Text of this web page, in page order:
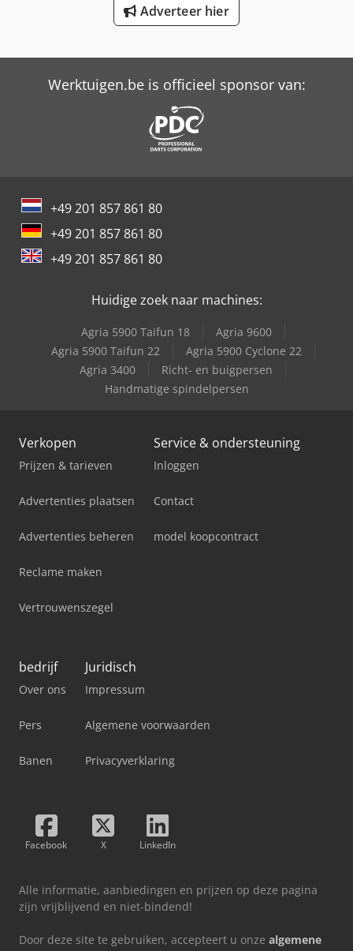
International 844 S
Job-Mann 200-35
Max Holland
Schaffer 9380 T
Spijkstaal 305 Lh
Adverteer hier
Werktuigen.be is officieel sponsor van:
+49 201 857 861 80
+49 201 857 861 80
+49 201 857 861 80
Huidige zoek naar machines:
Agria 5900 Taifun 18
Agria 9600
Agria 5900 Taifun 22
Agria 5900 Cyclone 22
Agria 3400
Richt- en buigpersen
Handmatige spindelpersen
Verkopen
Prijzen & tarieven
Advertenties plaatsen
Advertenties beheren
Reclame maken
Vertrouwenszegel
Service & ondersteuning
Inloggen
Contact
model koopcontract
bedrijf
Over ons
Pers
Banen
Juridisch
Impressum
Algemene voorwaarden
Privacyverklaring
Facebook X LinkedIn
Alle informatie, aanbiedingen en prijzen op deze pagina
zijn vrijblijvend en niet-bindend!
Door deze site te gebruiken, accepteert u onze algemene